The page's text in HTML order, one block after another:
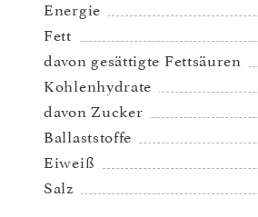
Energie
Fett
davon gesättigte Fettsäuren
Kohlenhydrate
davon Zucker
Ballaststoffe
Eiweiß
Salz